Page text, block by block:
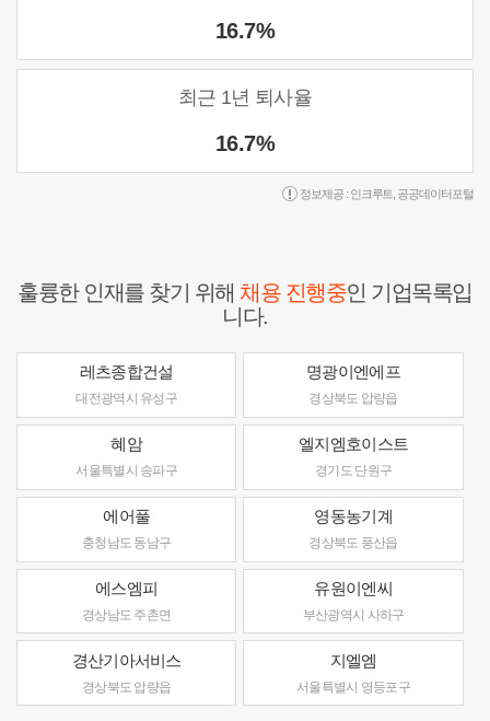
16.7%
최근 1년 퇴사율
16.7%
정보제공 : 인크루트 공공데이터포털
훌륭한 인재를 찾기 위해채용 진행중인 기업목록입
니다.
레츠종합건설
대전광역시 유성구
명광이엔에프
경상북도 압량읍
혜암
서울특별시 송파구
엘지엠호이스트
경기도 단원구
에어풀
충청남도 동남구
영동농기계
경상북도 풍산읍
에스엠피
경상남도 주촌면
유원이엔씨
부산광역시 사하구
경산기아서비스
경상북도 압량읍
지엘엠
서울특별시 영등포구